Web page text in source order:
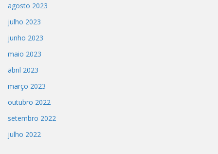
agosto 2023
julho 2023
junho 2023
maio 2023
abril 2023
março 2023
outubro 2022
setembro 2022
julho 2022